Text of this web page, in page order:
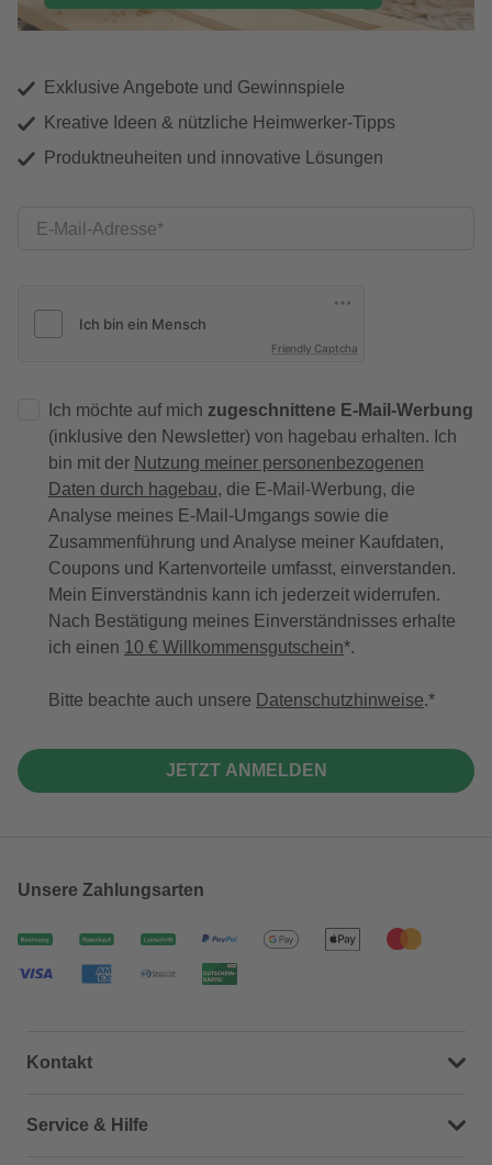
Exklusive Angebote und Gewinnspiele
Kreative Ideen & nützliche Heimwerker-Tipps
Produktneuheiten und innovative Lösungen
E-Mail-Adresse
Friendly Captcha
Ich möchte auf mich zugeschnittene E-Mail-Werbung
(inklusive den Newsletter) von hagebau erhalten. Ich
bin mit der Nutzung meiner personenbezogenen
Daten durch hagebau, die E-Mail-Werbung, die
Analyse meines E-Mail-Umgangs sowie die
Zusammenführung und Analyse meiner Kaufdaten,
Coupons und Kartenvorteile umfasst, einverstanden.
Mein Einverständnis kann ich jederzeit widerrufen.
Nach Bestätigung meines Einverständnisses erhalte
ich einen 10 € Willkommensgutschein*.
Bitte beachte auch unsere Datenschutzhinweise.
JETZT ANMELDEN
Unsere Zahlungsarten
Kontakt
Dein Kontakt zu uns
Service & Hilfe